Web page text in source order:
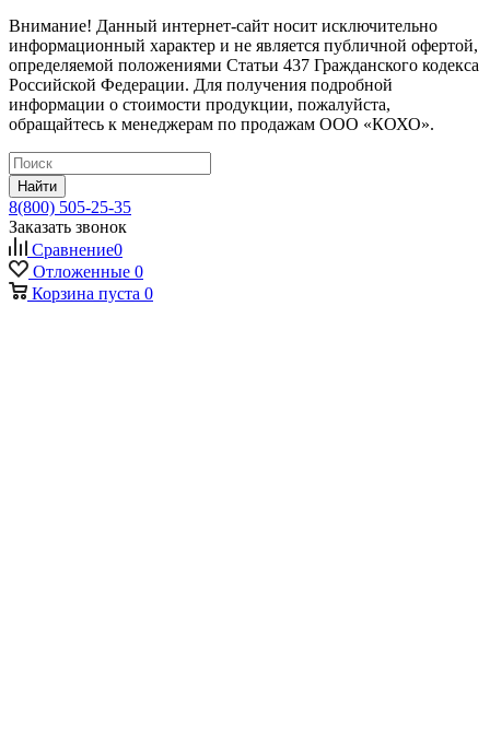
Внимание! Данный интернет-сайт носит исключительно
информационный характер и не является публичной офертой,
определяемой положениями Статьи 437 Гражданского кодекса
Российской Федерации. Для получения подробной
информации о стоимости продукции, пожалуйста,
обращайтесь к менеджерам по продажам ООО «КОХО».
Найти
8(800) 505-25-35
Заказать звонок
Сравнение0
Отложенные 0
Корзина пуста 0